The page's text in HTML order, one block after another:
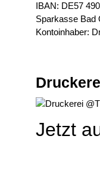
IBAN: DE57
Sparkasse Bad
Kontoinhaber:
Jetzt